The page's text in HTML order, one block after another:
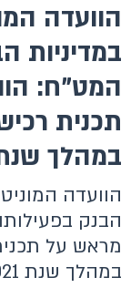
הוועדה
במדיניות
המט"ח:
במהלך שנת
הוועדה
הבנק
במהלך שנת 2021